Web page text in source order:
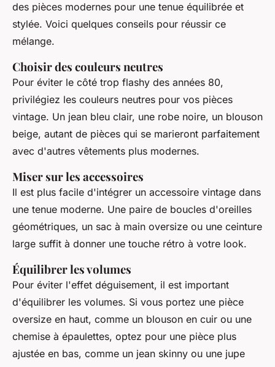
des pièces modernes pour une tenue équilibrée et
stylée. Voici quelques conseils pour réussir ce
mélange.
Choisir des couleurs neutres
Pour éviter le côté trop flashy des années 80,
privilégiez les couleurs neutres pour vos pièces
vintage. Un jean bleu clair, une robe noire, un blouson
beige, autant de pièces qui se marieront parfaitement
avec d'autres vêtements plus modernes.
Miser sur les accessoires
Il est plus facile d'intégrer un accessoire vintage dans
une tenue moderne. Une paire de boucles d'oreilles
géométriques, un sac à main oversize ou une ceinture
large suffit à donner une touche rétro à votre look.
Équilibrer les volumes
Pour éviter l'effet déguisement, il est important
d'équilibrer les volumes. Si vous portez une pièce
oversize en haut, comme un blouson en cuir ou une
chemise à épaulettes, optez pour une pièce plus
ajustée en bas, comme un jean skinny ou une jupe